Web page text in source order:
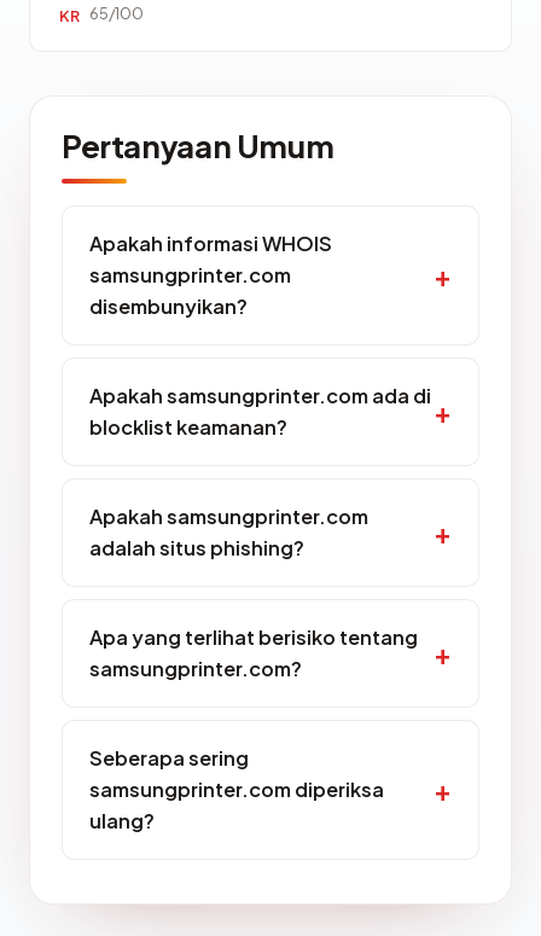
KR 65/100
Pertanyaan Umum
Apakah informasi WHOIS
samsungprinter.com
disembunyikan?
Apakah samsungprinter.com ada di
blocklist keamanan?
Apakah samsungprinter.com
adalah situs phishing?
Apa yang terlihat berisiko tentang
samsungprinter.com?
Seberapa sering
samsungprinter.com diperiksa
ulang?